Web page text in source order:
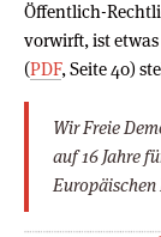
Öffentlich-
vorwirft, ist
(PDF, Seite 40)
Wir Freie
auf 16 Jahre